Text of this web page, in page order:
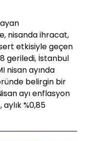
nisanda ihracat,
etkisiyle geçen
geriledi, İstanbul
nisan ayında
belirgin bir
ayı enflasyon
aylık %0,85